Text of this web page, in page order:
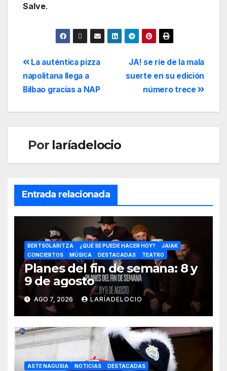
Salve.
JA! se ríe de la mala
suerte en su edición
número trece
La auténtica pizza
napolitana llega a
Bilbao gracias a NAP
Por laríadelocio
Entrada relacionada
BERTSOLARITZA ¿QUÉ SE PUEDE HACER HOY?
JAIAK
CONCIERTOS
MÚSICA DESTACADAS TEATRO
Planes del fin de semana: 8 y
9 de agosto
AGO 7, 2026 LARÍADELOCIO
ASTE NAGUSIA NOTICIAS DESTACADAS